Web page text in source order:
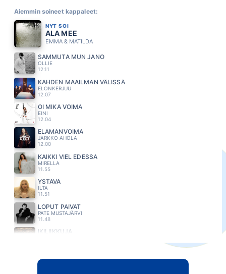
Aiemmin soineet kappaleet:
NYT SOI
ÄLÄ MEE
EMMA & MATILDA
SAMMUTA MUN JANO
OLLIE
12.11
KAHDEN MAAILMAN VÄLISSÄ
ELONKERJUU
12.07
OI MIKÄ VOIMA
EINI
12.04
ELÄMÄNVOIMA
JARKKO AHOLA
12.00
KAIKKI VIEL EDESSÄ
MIRELLA
11.55
YSTÄVÄ
ILTA
11.51
LOPUT PÄIVÄT
PATE MUSTAJÄRVI
11.48
IKILIIKKUJA
VIIVI